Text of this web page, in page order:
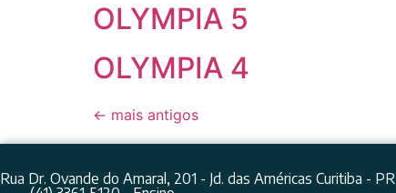
OLYMPIA 5
OLYMPIA 4
← mais antigos
Rua Dr. Ovande do Amaral, 201 - Jd. das Américas Curitiba - PR